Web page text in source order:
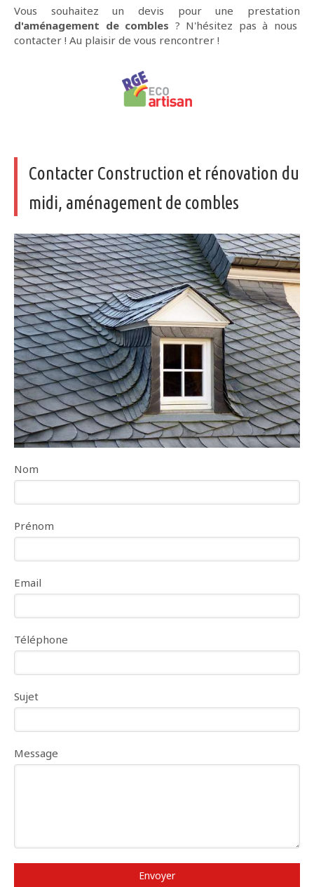
Vous souhaitez un devis pour une prestation
d'aménagement de combles ? N'hésitez pas à nous
contacter ! Au plaisir de vous rencontrer !
Contacter Construction et rénovation du
midi, aménagement de combles
Nom
Prénom
Email
Téléphone
Sujet
Message
Envoyer